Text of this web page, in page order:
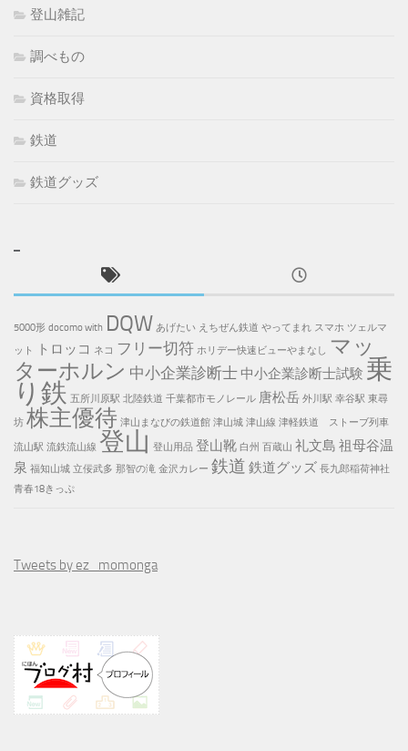
登山雑記
調べもの
資格取得
鉄道
鉄道グッズ
5000形 docomo with DQW あげたい えちぜん鉄道 やってまれ スマホ ツェルマ
ット
トロッコ ネコ フリー切符 ホリデー快速ビューやまなし マッ
ターホルン 中小企業診断士 中小企業診断士試験 乗
り鉄 五所川原駅 北陸鉄道 千葉都市モノレール 唐松岳 外川駅 幸谷駅 東尋
坊 株主優待 津山まなびの鉄道館 津山城 津山線 津軽鉄道 ストーブ列車
流山駅 流鉄流山線 登山 登山用品 登山靴 白州 百蔵山 礼文島 祖母谷温
泉 福知山城 立佞武多 那智の滝 金沢カレー 鉄道 鉄道グッズ 長九郎稲荷神社
青春18きっぷ
Tweets by ez_momonga